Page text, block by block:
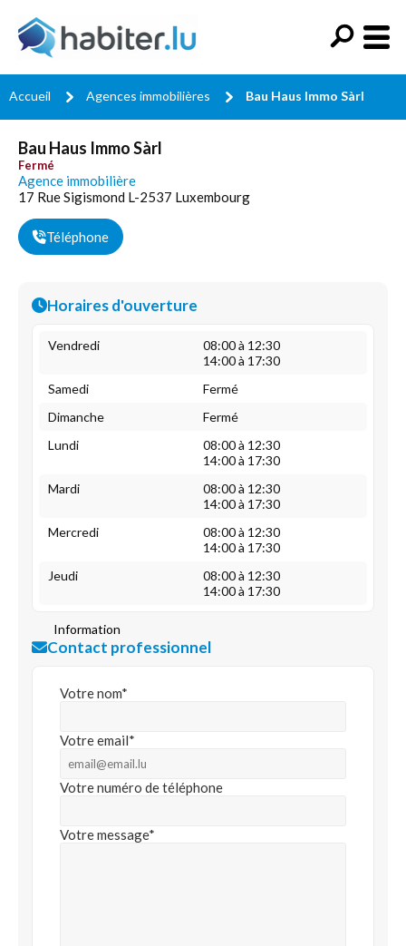
Accueil Agences immobilières Bau Haus Immo Sàrl
Bau Haus Immo Sàrl
Fermé
Agence immobilière
17 Rue Sigismond L-2537 Luxembourg
Téléphone
Horaires d'ouverture
Vendredi
08:00 à 12:30
14:00 à 17:30
Samedi
Fermé
Dimanche
Fermé
Lundi
08:00 à 12:30
14:00 à 17:30
Mardi
08:00 à 12:30
14:00 à 17:30
Mercredi
08:00 à 12:30
14:00 à 17:30
Jeudi
08:00 à 12:30
14:00 à 17:30
Information
Contact professionnel
Votre nom*
Votre email*
Votre numéro de téléphone
Votre message*